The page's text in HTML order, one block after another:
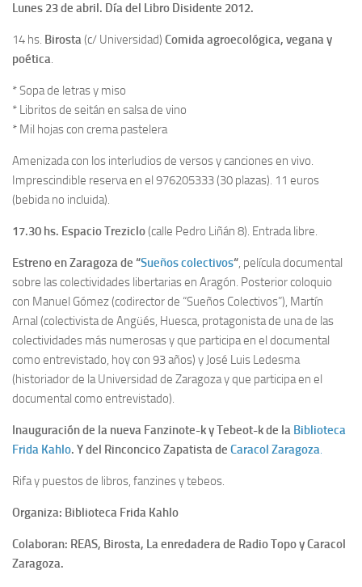
Lunes 23 de abril. Día del Libro Disidente 2012.
14 hs. Birosta(c/ Universidad) Comida agroecológica, vegana y
poética.
* Sopa de letras y miso
* Libritos de seitán en salsa de vino
* Mil hojas con crema pastelera
Amenizada con los interludios de versos y canciones en vivo.
Imprescindible reserva en el 976205333 (30 plazas). 11 euros
(bebida no incluida).
17.30 hs. Espacio Treziclo(calle Pedro Liñán 8). Entrada libre.
Estreno en Zaragoza de “Sueños colectivos“, película documental
sobre las colectividades libertarias en Aragón. Posterior coloquio
con Manuel Gómez (codirector de “Sueños Colectivos”), Martín
Arnal (colectivista de Angüés, Huesca, protagonista de una de las
colectividades más numerosas y que participa en el documental
como entrevistado, hoy con 93 años) y José Luis Ledesma
(historiador de la Universidad de Zaragoza y que participa en el
documental como entrevistado).
Inauguración de la nueva Fanzinote-k y Tebeot-k de la Biblioteca
Frida Kahlo. Y del Rinconcico Zapatista de Caracol Zaragoza.
Rifa y puestos de libros, fanzines y tebeos.
Organiza: Biblioteca Frida Kahlo
Colaboran: REAS, Birosta, La enredadera de Radio Topo y Caracol
Zaragoza.